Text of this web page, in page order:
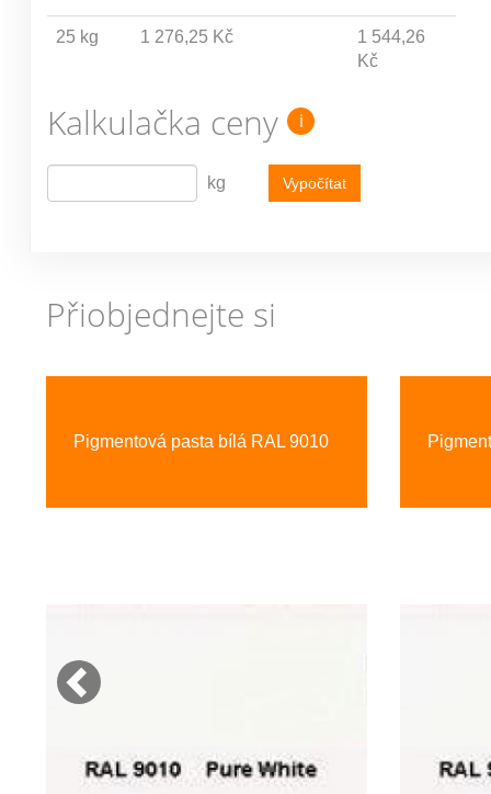
25 kg 1 276,25 Kč
1 544,26
Kč
Kalkulačka ceny i
kg Vypočítat
Přiobjednejte si
Pigmentová pasta bílá RAL 9010